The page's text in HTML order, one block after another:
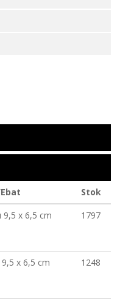
Stok
9,5 x 6,5 cm 1797
x 6,5 cm 1248